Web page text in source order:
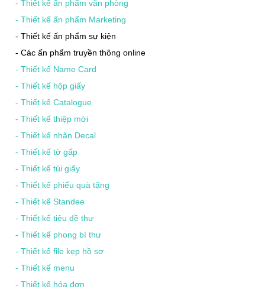
- Thiết kế ấn phẩm văn phòng
- Thiết kế ấn phẩm Marketing
- Thiết kế ấn phẩm sự kiện
- Các ấn phẩm truyền thông online
- Thiết kế Name Card
- Thiết kế hộp giấy
- Thiết kế Catalogue
- Thiết kế thiệp mời
- Thiết kế nhãn Decal
- Thiết kế tờ gấp
- Thiết kế túi giấy
- Thiết kế phiếu quà tặng
- Thiết kế Standee
- Thiết kế tiêu đề thư
- Thiết kế phong bì thư
- Thiết kế file kẹp hồ sơ
- Thiết kế menu
- Thiết kế hóa đơn